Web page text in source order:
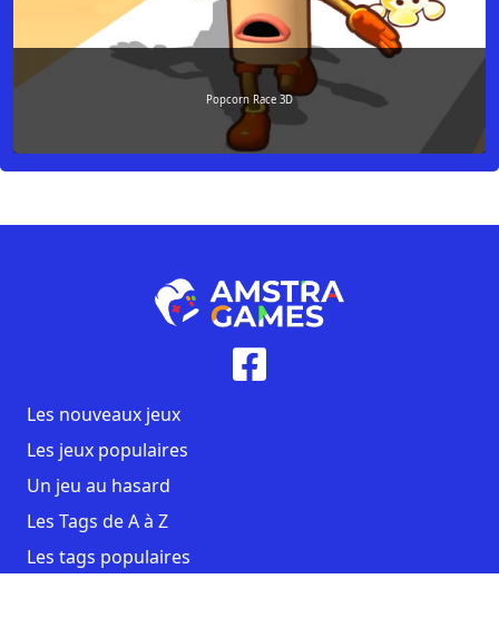
Popcorn Race 3D
Les nouveaux jeux
Les jeux populaires
Un jeu au hasard
Les Tags de A à Z
Les tags populaires